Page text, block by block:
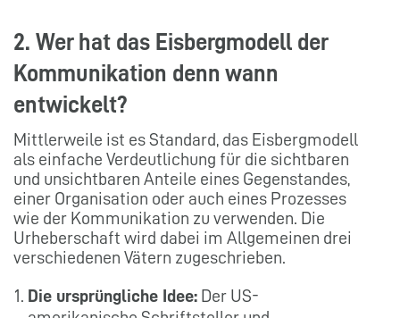
2. Wer hat das Eisbergmodell der
Kommunikation denn wann
entwickelt?
Mittlerweile ist es Standard, das Eisbergmodell
als einfache Verdeutlichung für die sichtbaren
und unsichtbaren Anteile eines Gegenstandes,
einer Organisation oder auch eines Prozesses
wie der Kommunikation zu verwenden. Die
Urheberschaft wird dabei im Allgemeinen drei
verschiedenen Vätern zugeschrieben.
Die ursprüngliche Idee: Der US-